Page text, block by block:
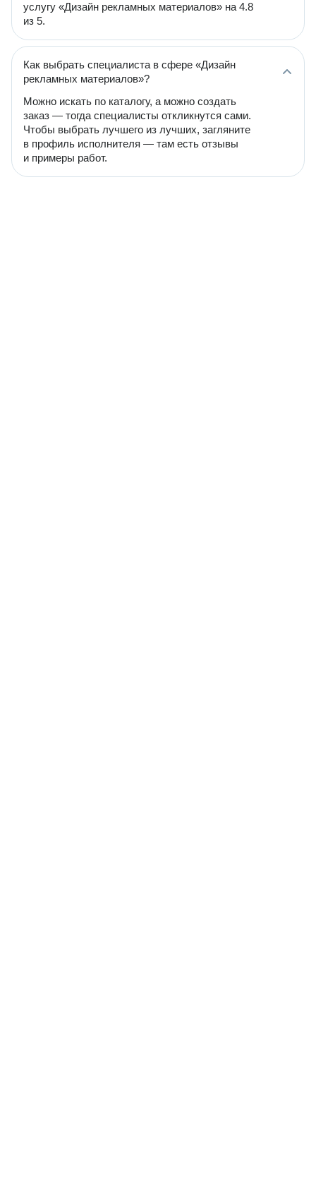
услугу «Дизайн рекламных материалов» на 4.8
из 5.
Как выбрать специалиста в сфере «Дизайн
рекламных материалов»?
Можно искать по каталогу, а можно создать
заказ — тогда специалисты откликнутся сами.
Чтобы выбрать лучшего из лучших, загляните
в профиль исполнителя — там есть отзывы
и примеры работ.